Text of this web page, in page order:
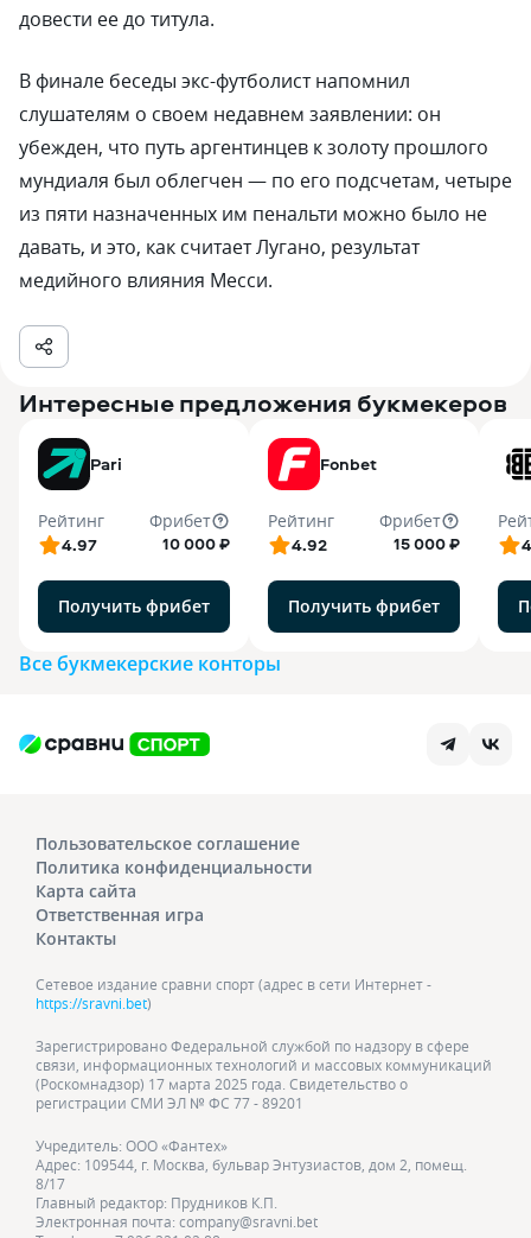
довести ее до титула.
В финале беседы экс-футболист напомнил
слушателям о своем недавнем заявлении: он
убежден, что путь аргентинцев к золоту прошлого
мундиаля был облегчен — по его подсчетам, четыре
из пяти назначенных им пенальти можно было не
давать, и это, как считает Лугано, результат
медийного влияния Месси.
Интересные предложения букмекеров
Pari
Рейтинг
4.97
Фрибет
10 000 ₽
Получить фрибет
Fonbet
Рейтинг
4.92
Фрибет
15 000 ₽
Получить фрибет
Все букмекерские конторы
Пользовательское соглашение
Политика конфиденциальности
Карта сайта
Ответственная игра
Контакты
Сетевое издание сравни спорт (адрес в сети Интернет -
https://sravni.bet)
Зарегистрировано Федеральной службой по надзору в сфере
связи, информационных технологий и массовых коммуникаций
(Роскомнадзор) 17 марта 2025 года. Свидетельство о
регистрации СМИ ЭЛ № ФС 77 - 89201
Учредитель: ООО «Фантех»
Адрес: 109544, г. Москва, бульвар Энтузиастов, дом 2, помещ.
8/17
Главный редактор: Прудников К.П.
Электронная почта: company@sravni.bet